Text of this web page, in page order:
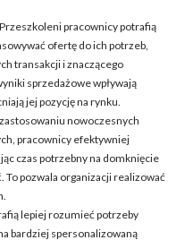
Przeszkoleni pracownicy potrafią
ofertę do ich potrzeb,
transakcji i znaczącego
sprzedażowe wpływają
jej pozycję na rynku.
nowoczesnych
pracownicy efektywniej
czas potrzebny na domknięcie
To pozwala organizacji realizować
lepiej rozumieć potrzeby
bardziej spersonalizowaną